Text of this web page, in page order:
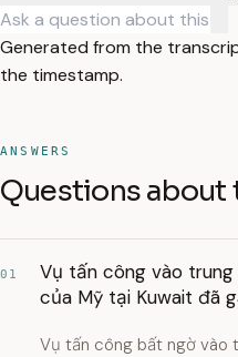
Generated from the
the timestamp.
ANSWERS
Questions about
01
Vụ tấn công vào
của Mỹ tại Kuwait đã
Vụ tấn công bất ngờ vào